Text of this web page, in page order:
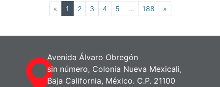
Estados Unidos, ser el municipio más
poblado y cercano a la zona de
recibe.
« 1 (current)
2 3 4 5 ... 188 »
Avenida Álvaro Obregón
sin número, Colonia Nueva Mexicali,
Baja California, México. C.P. 21100